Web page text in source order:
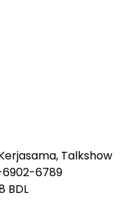
Talkshow
6902-6789
BDL